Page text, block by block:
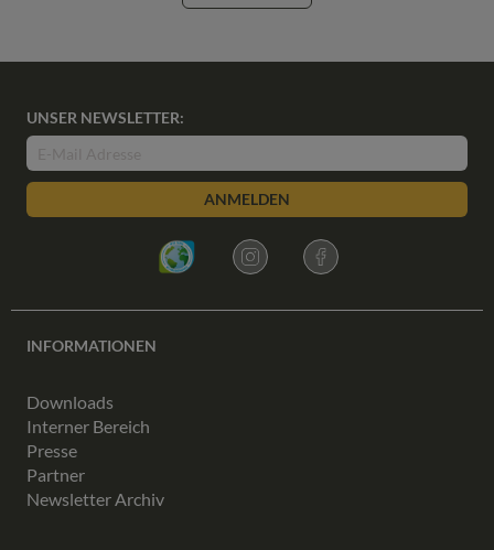
UNSER NEWSLETTER:
ANMELDEN
INFORMATIONEN
Downloads
Interner Bereich
Presse
Partner
Newsletter Archiv